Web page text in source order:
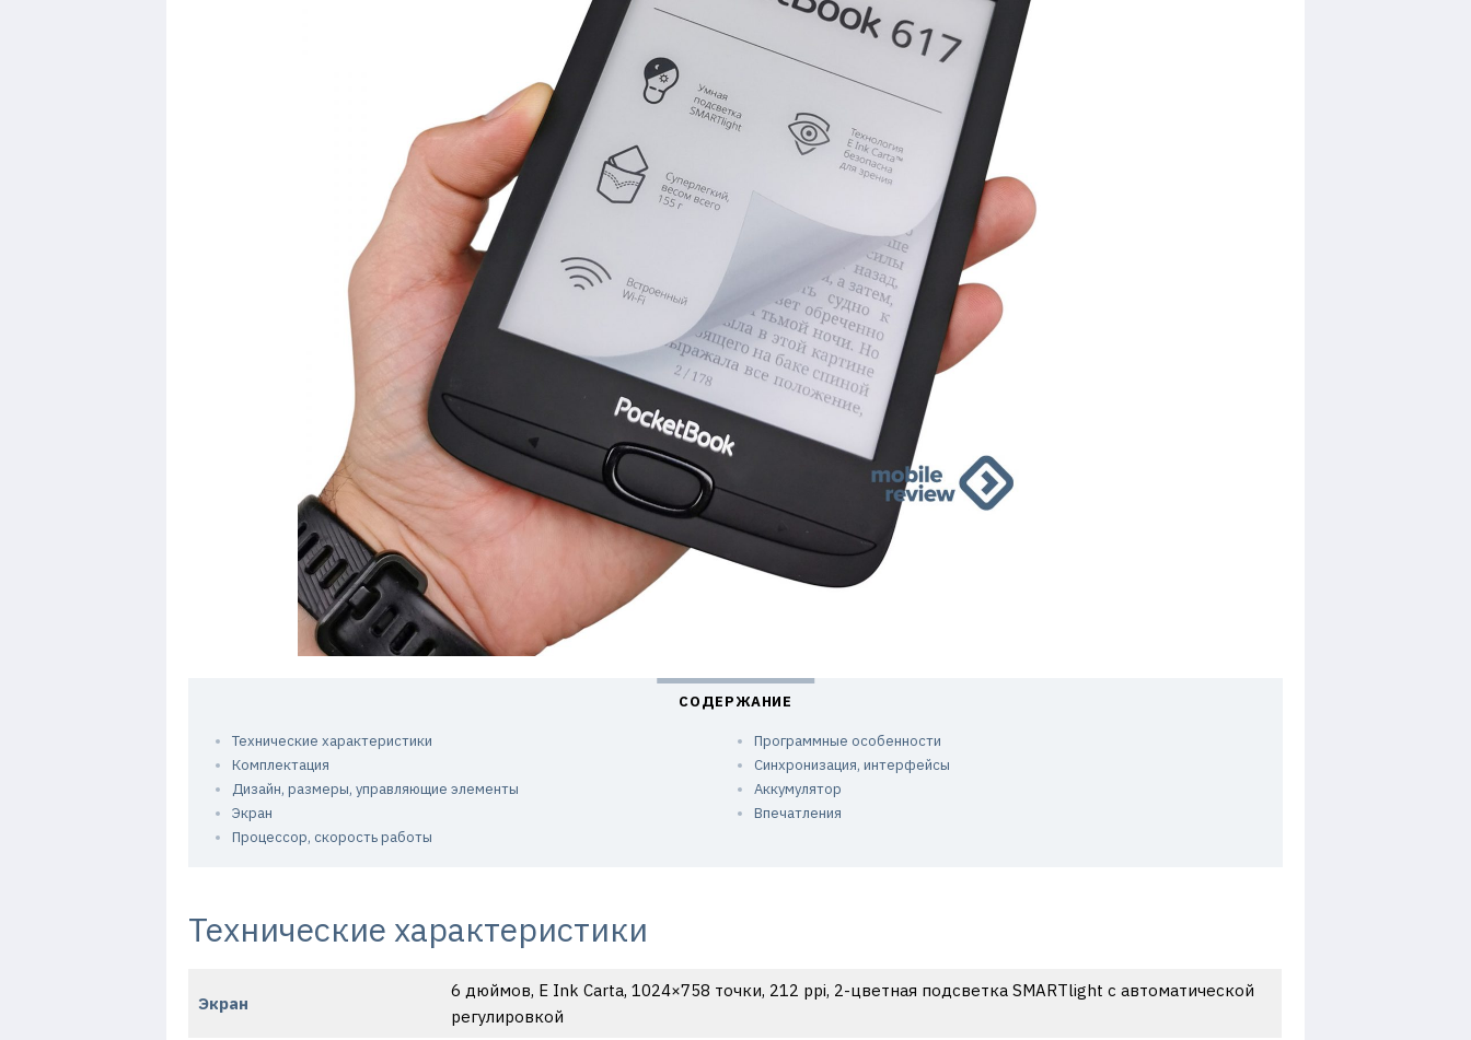
Технические характеристики
Комплектация
Дизайн, размеры, управляющие элементы
Экран
Процессор, скорость работы
Программные особенности
Синхронизация, интерфейсы
Аккумулятор
Впечатления
Технические характеристики
Экран
6 дюймов, E Ink Carta, 1024×758 точки, 212 ppi, 2-цветная подсветка SMARTlight с автоматической
регулировкой